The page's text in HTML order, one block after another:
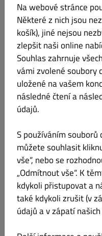
odst. 2 ONOOÚ),
(g) právo kdykoli odvolat
zpracování údajů na
vliv na zákonnost zpracování
založenéhona
(právo na odvolání, článek 7
(h) právo vznést
zpracování údajů (článek 21
pokud se domníváte, že
podat stížnost u dozorového
úřadu, článek 77
Version: July 2022
Dish
Na webové stránce
Některé z nich jsou
košík), jiné nejsou
zlepšit naši online
Souhlas zahrnuje
vámi zvolené soubory
uložené na vašem
následné čtení a
údajů.
S používáním
můžete souhlasit
vše“, nebo se
„Odmítnout vše“. K
kdykoli přistupovat a
také kdykoli zrušit (v
údajů a v zápatí